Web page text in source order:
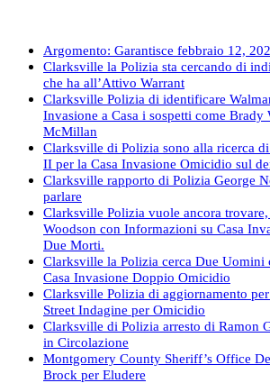
Argomento: Garantisce febbraio 12,
Clarksville la Polizia sta cercando di
che ha all’Attivo Warrant
Clarksville Polizia di identificare
Invasione a Casa i sospetti come Brady
McMillan
Clarksville di Polizia sono alla ricerca
II per la Casa Invasione Omicidio sul
Clarksville rapporto di Polizia George
parlare
Clarksville Polizia vuole ancora
Woodson con Informazioni su Casa
Due Morti.
Clarksville la Polizia cerca Due Uomini
Casa Invasione Doppio Omicidio
Clarksville Polizia di aggiornamento
Street Indagine per Omicidio
Clarksville di Polizia arresto di Ramon
in Circolazione
Montgomery County Sheriff’s Office
Brock per Eludere